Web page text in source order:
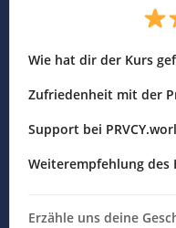
Wie hat dir der Kurs
Zufriedenheit mit der
Support bei
Weiterempfehlung des
Erzähle uns deine